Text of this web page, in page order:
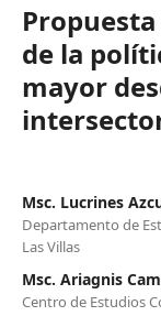
de la
mayor
Msc. Lucrines
Departamento de
Las Villas
Msc. Ariagnis
Centro de Estudios